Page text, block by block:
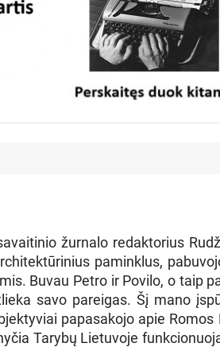
žurnalo redaktorius
paminklus,
Buvau Petro ir Povilo, o taip
savo pareigas. Šį mano
papasakojo apie
Tarybų Lietuvoje